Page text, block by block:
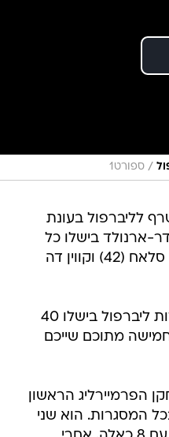
/ ספורט1
לליברפול בעונת
ארנולד בישלו כל
אחד 40 שערים. רק מוחמד סלאח (42) וקווין דה
* רק שבעה שחקנים בתולדות ליברפול בישלו 40
מתוכם שייכם
הפרמיירליג הראשון
בכל המסגרות. הוא שני